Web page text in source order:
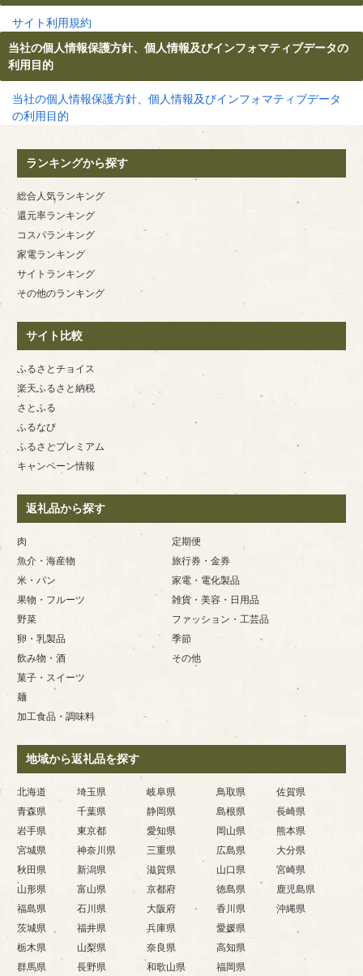
サイト利用規約
当社の個人情報保護方針、個人情報及びインフォマティブデータの
利用目的
当社の個人情報保護方針、個人情報及びインフォマティブデータ
の利用目的
ランキングから探す
総合人気ランキング
還元率ランキング
コスパランキング
家電ランキング
サイトランキング
その他のランキング
サイト比較
ふるさとチョイス
楽天ふるさと納税
さとふる
ふるなび
ふるさとプレミアム
キャンペーン情報
返礼品から探す
肉
魚介・海産物
米・パン
果物・フルーツ
野菜
卵・乳製品
飲み物・酒
菓子・スイーツ
麺
加工食品・調味料
定期便
旅行券・金券
家電・電化製品
雑貨・美容・日用品
ファッション・工芸品
季節
その他
地域から返礼品を探す
北海道
青森県
岩手県
宮城県
秋田県
山形県
福島県
茨城県
栃木県
群馬県
埼玉県
千葉県
東京都
神奈川県
新潟県
富山県
石川県
福井県
山梨県
長野県
岐阜県
静岡県
愛知県
三重県
滋賀県
京都府
大阪府
兵庫県
奈良県
和歌山県
鳥取県
島根県
岡山県
広島県
山口県
徳島県
香川県
愛媛県
高知県
福岡県
佐賀県
長崎県
熊本県
大分県
宮崎県
鹿児島県
沖縄県